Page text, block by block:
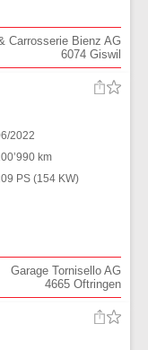
Carrosserie Bienz AG
6074 Giswil
/2022
km
PS (154 KW)
Garage Tornisello AG
4665 Oftringen